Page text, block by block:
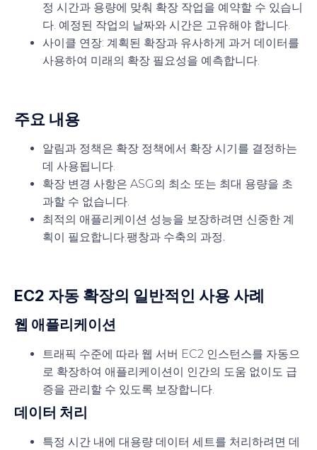
정 시간과 용량에 맞춰 확장 작업을 예약할 수 있습니
다. 예정된 작업의 날짜와 시간은 고유해야 합니다.
사이클 연장: 계획된 확장과 유사하게 과거 데이터를
사용하여 미래의 확장 필요성을 예측합니다.
주요 내용
알림과 정책은 확장 정책에서 확장 시기를 결정하는
데 사용됩니다.
확장 변경 사항은 ASG의 최소 또는 최대 용량을 초
과할 수 없습니다.
최적의 애플리케이션 성능을 보장하려면 신중한 계
획이 필요합니다.팽창과 수축의 과정.
EC2 자동 확장의 일반적인 사용 사례
웹 애플리케이션
트래픽 수준에 따라 웹 서버 EC2 인스턴스를 자동으
로 확장하여 애플리케이션이 인간의 도움 없이도 급
증을 관리할 수 있도록 보장합니다.
데이터 처리
특정 시간 내에 대용량 데이터 세트를 처리하려면 데